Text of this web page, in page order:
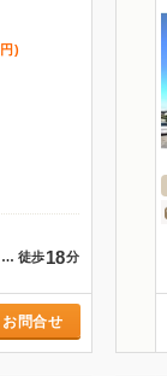
円 )
… 徒歩18分
お問合せ